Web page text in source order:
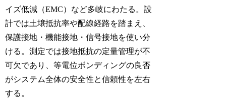
イズ低減（EMC）など多岐にわたる。設
計では土壌抵抗率や配線経路を踏まえ、
保護接地・機能接地・信号接地を使い分
ける。測定では接地抵抗の定量管理が不
可欠であり、等電位ボンディングの良否
がシステム全体の安全性と信頼性を左右
する。